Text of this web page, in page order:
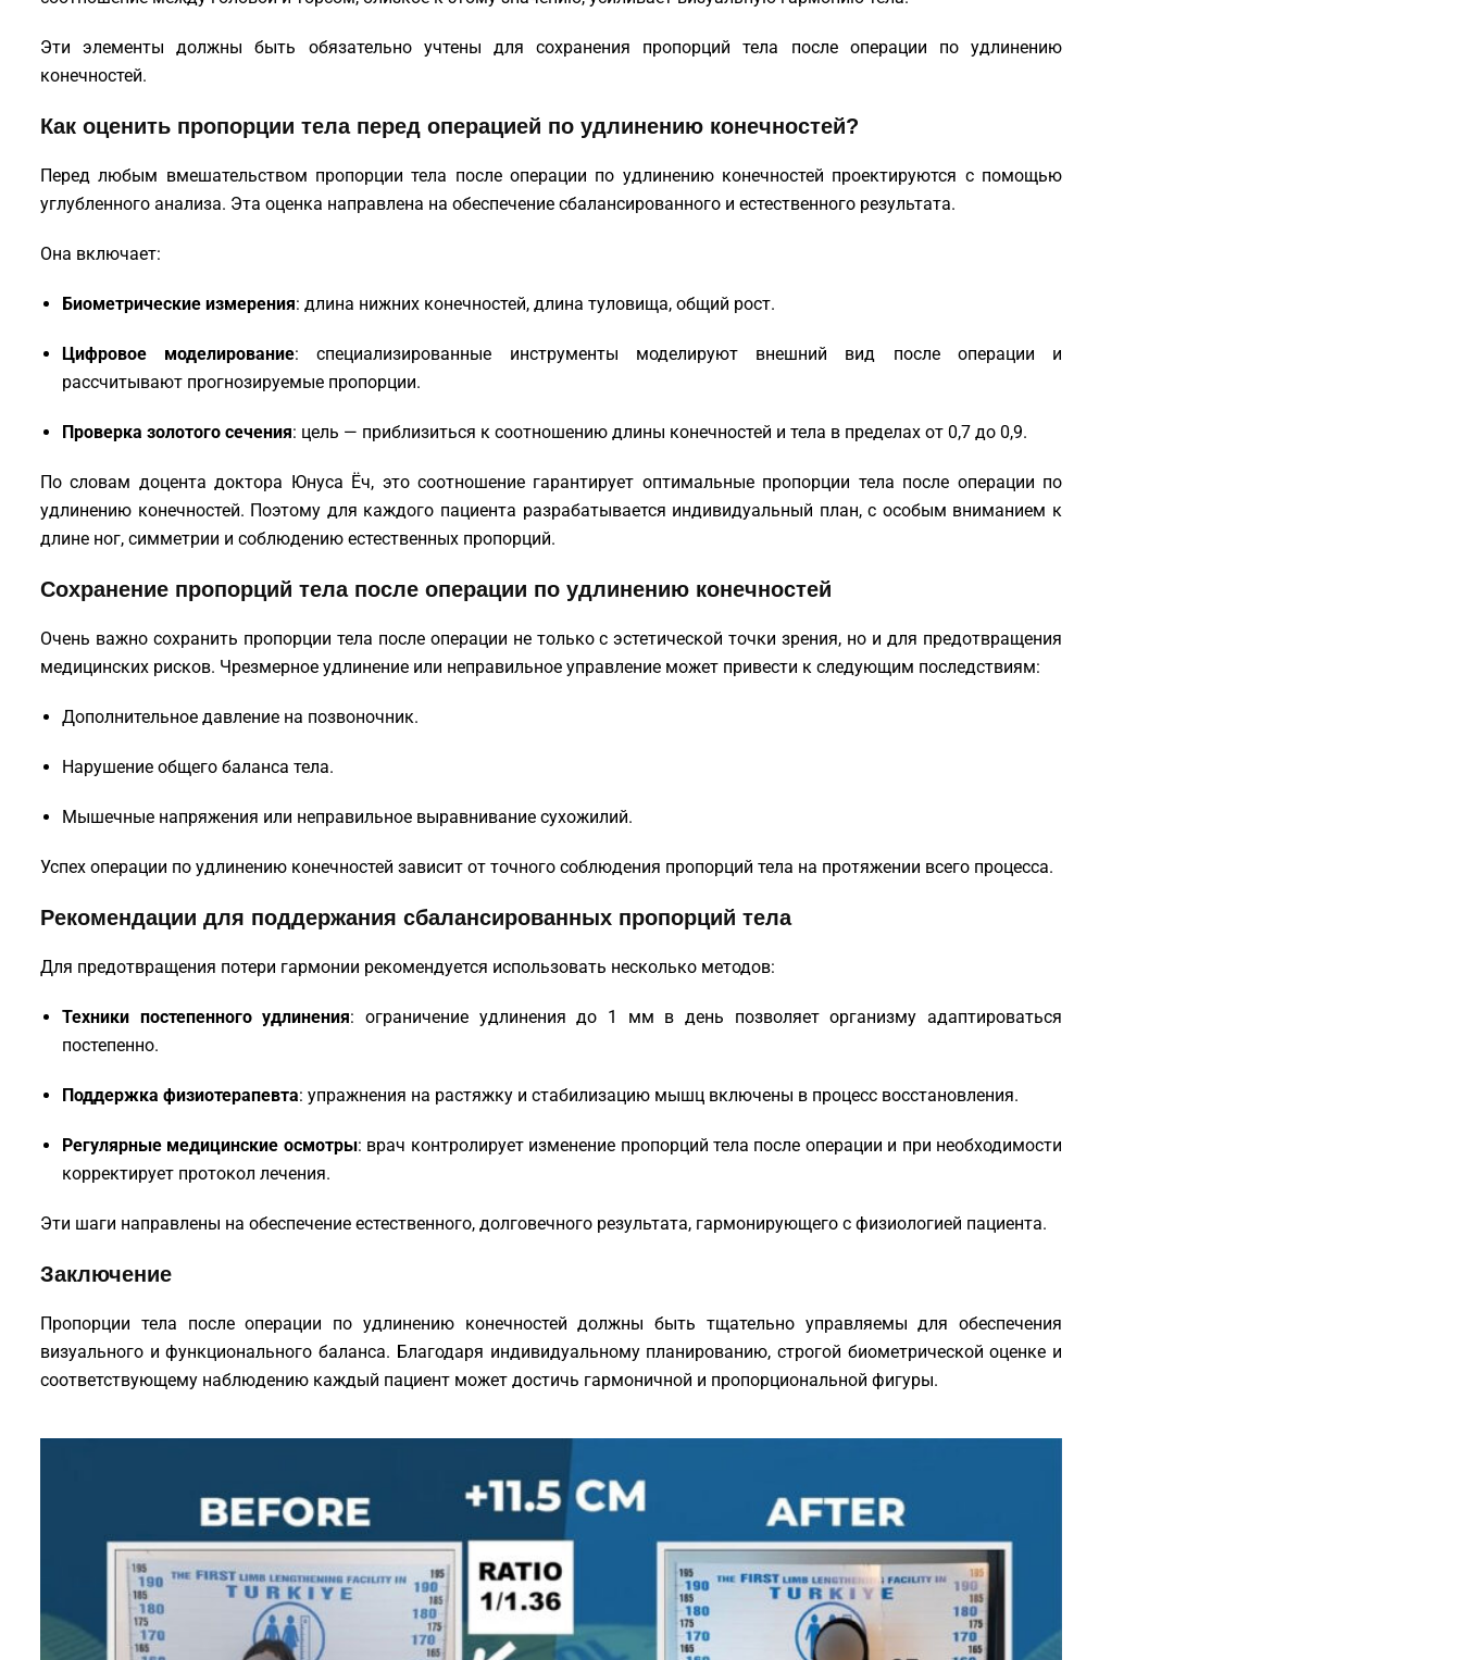
Эти элементы должны быть обязательно учтены для сохранения пропорций тела после операции по удлинению
конечностей.
Как оценить пропорции тела перед операцией по удлинению конечностей?
Перед любым вмешательством пропорции тела после операции по удлинению конечностей проектируются с помощью
углубленного анализа. Эта оценка направлена на обеспечение сбалансированного и естественного результата.
Она включает:
Биометрические измерения: длина нижних конечностей, длина туловища, общий рост.
Цифровое моделирование: специализированные инструменты моделируют внешний вид после операции и
рассчитывают прогнозируемые пропорции.
Проверка золотого сечения: цель — приблизиться к соотношению длины конечностей и тела в пределах от 0,7 до 0,9.
По словам доцента доктора Юнуса Ёч, это соотношение гарантирует оптимальные пропорции тела после операции по
удлинению конечностей. Поэтому для каждого пациента разрабатывается индивидуальный план, с особым вниманием к
длине ног, симметрии и соблюдению естественных пропорций.
Сохранение пропорций тела после операции по удлинению конечностей
Очень важно сохранить пропорции тела после операции не только с эстетической точки зрения, но и для предотвращения
медицинских рисков. Чрезмерное удлинение или неправильное управление может привести к следующим последствиям:
Дополнительное давление на позвоночник.
Нарушение общего баланса тела.
Мышечные напряжения или неправильное выравнивание сухожилий.
Успех операции по удлинению конечностей зависит от точного соблюдения пропорций тела на протяжении всего процесса.
Рекомендации для поддержания сбалансированных пропорций тела
Для предотвращения потери гармонии рекомендуется использовать несколько методов:
Техники постепенного удлинения: ограничение удлинения до 1 мм в день позволяет организму адаптироваться
постепенно.
Поддержка физиотерапевта: упражнения на растяжку и стабилизацию мышц включены в процесс восстановления.
Регулярные медицинские осмотры: врач контролирует изменение пропорций тела после операции и при необходимости
корректирует протокол лечения.
Эти шаги направлены на обеспечение естественного, долговечного результата, гармонирующего с физиологией пациента.
Заключение
Пропорции тела после операции по удлинению конечностей должны быть тщательно управляемы для обеспечения
визуального и функционального баланса. Благодаря индивидуальному планированию, строгой биометрической оценке и
соответствующему наблюдению каждый пациент может достичь гармоничной и пропорциональной фигуры.